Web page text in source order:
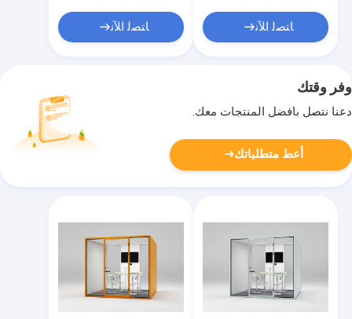
ﺎﺘﺼﻟ ﺍﻶﻧ ﺎﺘﺼﻟ ﺍﻶﻧ
وفر وقتك
دعنا نتصل بأفضل المنتجات معك.
أعط متطلباتك